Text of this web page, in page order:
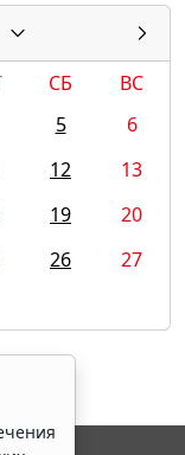
СБ
ВС
5
6
12
13
19
20
26
27